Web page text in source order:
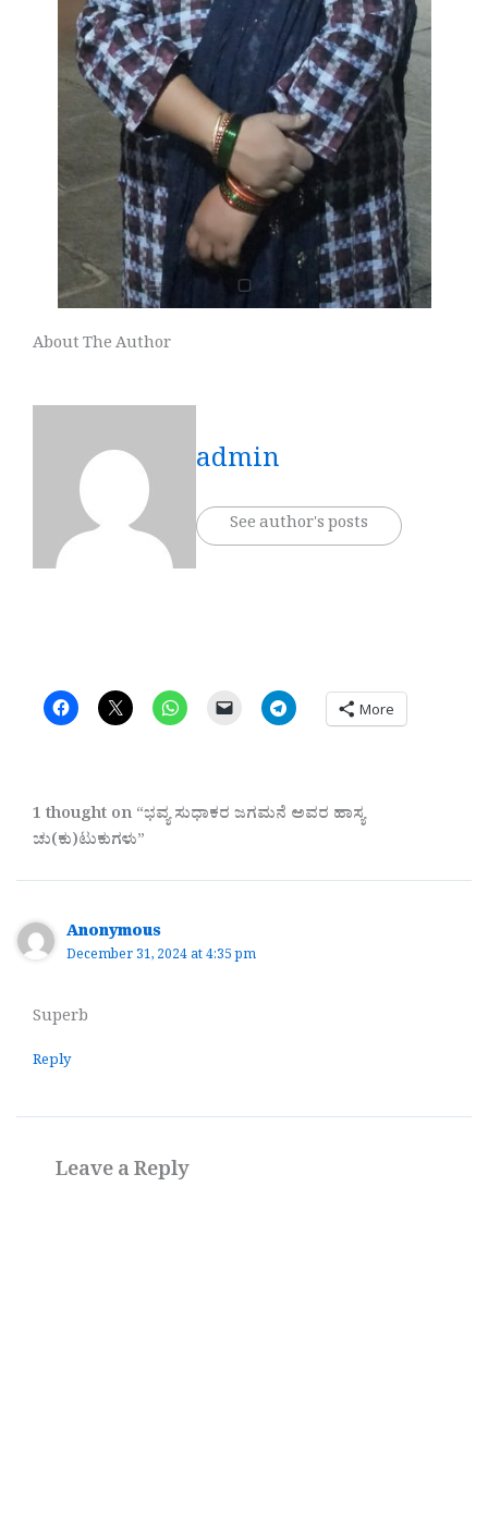
About The Author
admin
See author's posts
More
1 thought on “ಭವ್ಯ ಸುಧಾಕರ ಜಗಮನೆ ಅವರ ಹಾಸ್ಯ
ಚು(ಕು)ಟುಕುಗಳು”
Anonymous
December 31, 2024 at 4:35 pm
Superb
Reply
Leave a Reply